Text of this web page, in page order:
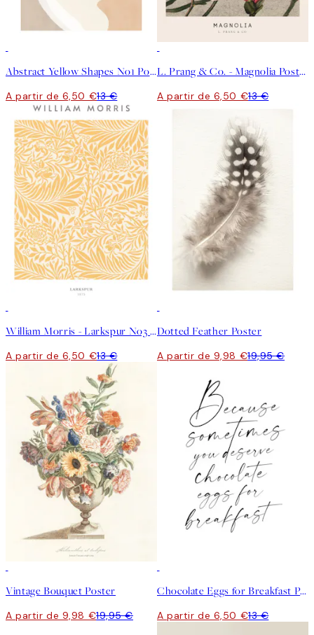
Abstract Yellow Shapes No1 Poster
A partir de 6,50 €13 €
L. Prang & Co. - Magnolia Poster
A partir de 6,50 €13 €
William Morris - Larkspur No3 Poster
A partir de 6,50 €13 €
Dotted Feather Poster
A partir de 9,98 €19,95 €
Vintage Bouquet Poster
A partir de 9,98 €19,95 €
Chocolate Eggs for Breakfast Poster
A partir de 6,50 €13 €